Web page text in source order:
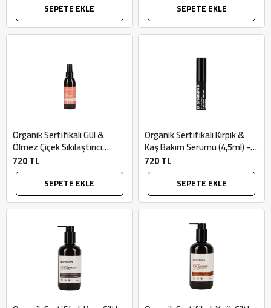
SEPETE EKLE SEPETE EKLE
Organik Sertifikalı Gül &
Ölmez Çiçek Sıkılaştırıcı
Toner (125ml) - Bionaturca
720 TL
SEPETE EKLE
Organik Sertifikalı Kirpik &
Kaş Bakım Serumu (4,5ml) -
Bionaturca
720 TL
SEPETE EKLE